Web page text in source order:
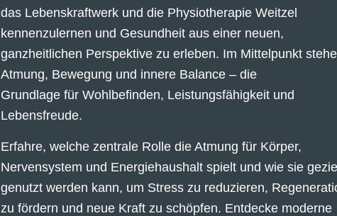
das Lebenskraftwerk und die Physiotherapie Weitzel
kennenzulernen und Gesundheit aus einer neuen,
ganzheitlichen Perspektive zu erleben. Im Mittelpunkt
Atmung, Bewegung und innere Balance – die
Grundlage für Wohlbefinden, Leistungsfähigkeit und
Lebensfreude.
Erfahre, welche zentrale Rolle die Atmung für Körper,
Nervensystem und Energiehaushalt spielt und wie sie
genutzt werden kann, um Stress zu reduzieren,
zu fördern und neue Kraft zu schöpfen. Entdecke moderne